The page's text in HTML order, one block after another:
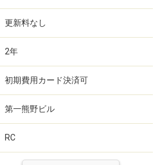
更新料なし
2年
初期費用カード決済可
第一熊野ビル
RC